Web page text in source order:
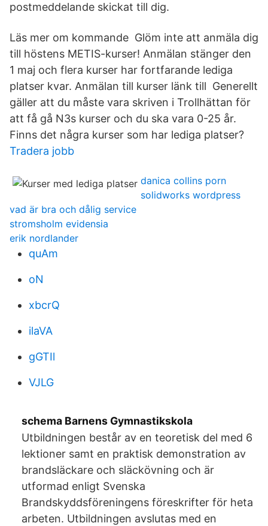
postmeddelande skickat till dig.
Läs mer om kommande Glöm inte att anmäla dig
till höstens METIS-kurser! Anmälan stänger den
1 maj och flera kurser har fortfarande lediga
platser kvar. Anmälan till kurser länk till Generellt
gäller att du måste vara skriven i Trollhättan för
att få gå N3s kurser och du ska vara 0-25 år.
Finns det några kurser som har lediga platser?
Tradera jobb
danica collins porn
solidworks wordpress
vad är bra och dålig service
stromsholm evidensia
erik nordlander
quAm
oN
xbcrQ
ilaVA
gGTIl
VJLG
schema Barnens Gymnastikskola
Utbildningen består av en teoretisk del med 6
lektioner samt en praktisk demonstration av
brandsläckare och släckövning och är
utformad enligt Svenska
Brandskyddsföreningens föreskrifter för heta
arbeten. Utbildningen avslutas med en